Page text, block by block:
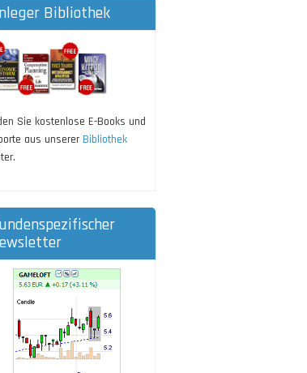
Bibliothek
Sie kostenlose E-Books und
aus unserer Bibliothek